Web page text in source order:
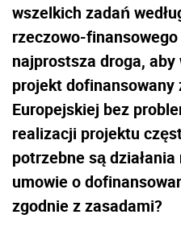
wszelkich zadań
rzeczowo-
najprostsza droga,
projekt dofinansowany
Europejskiej bez
realizacji projektu
potrzebne są
umowie o
zgodnie z zasadami?